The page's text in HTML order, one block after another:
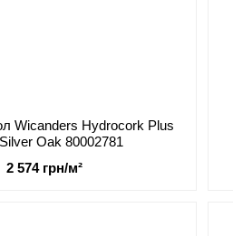
Wicanders Hydrocork Plus
Oak 80002781
2 574 грн/м²